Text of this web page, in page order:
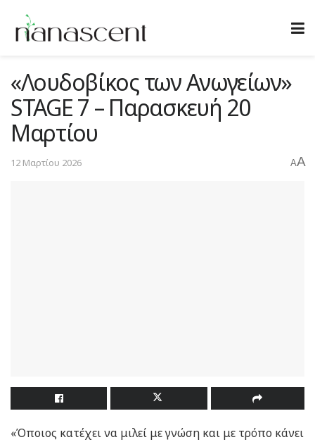
«Λουδοβίκος των Ανωγείων»
STAGE 7 – Παρασκευή 20
Μαρτίου
12 Μαρτίου 2026 AA
«Όποιος κατέχει να μιλεί με γνώση και με τρόπο κάνει